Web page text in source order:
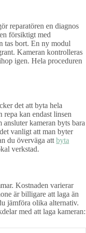
reparatören en diagnos
försiktigt med
tas bort. En ny modul
Kameran kontrolleras
igen. Hela proceduren
det att byta hela
kan endast linsen
kameran byts bara
vanligt att man byter
du överväga att byta
verkstad.
Kostnaden varierar
är billigare att laga än
jämföra olika alternativ.
med att laga kameran: